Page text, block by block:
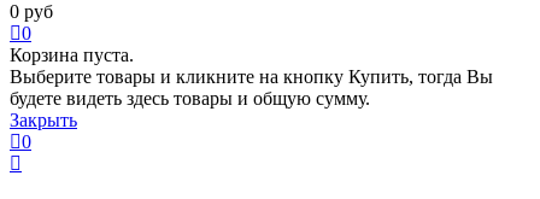
0 руб
0
Корзина пуста.
Выберите товары и кликните на кнопку Купить, тогда Вы
будете видеть здесь товары и общую сумму.
Закрыть
0